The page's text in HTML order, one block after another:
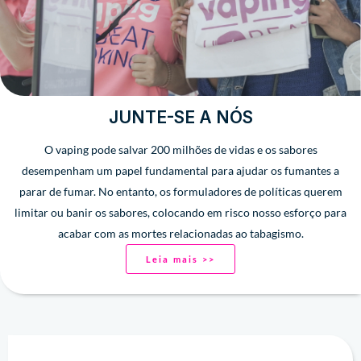
JUNTE-SE A NÓS
O vaping pode salvar 200 milhões de vidas e os sabores
desempenham um papel fundamental para ajudar os fumantes a
parar de fumar. No entanto, os formuladores de políticas querem
limitar ou banir os sabores, colocando em risco nosso esforço para
acabar com as mortes relacionadas ao tabagismo.
Leia mais >>